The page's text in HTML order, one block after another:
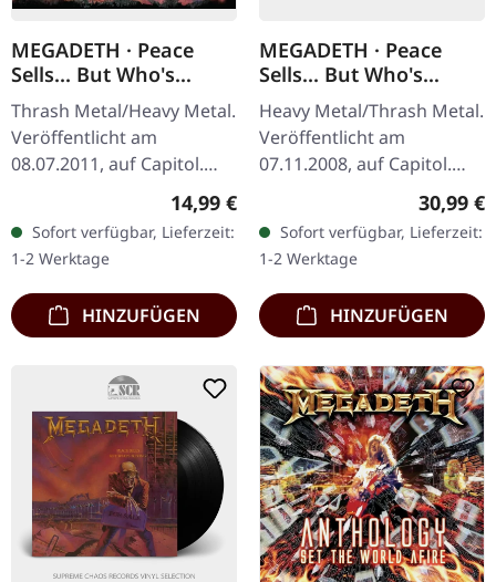
MEGADETH · Peace
Sells... But Who's
Buying? (25th
Anniversary) | 2CD
Thrash Metal/Heavy Metal.
Veröffentlicht am
08.07.2011, auf Capitol.
Doppel-CD im Standard-
Jewelcase. Remasterte
25th Anniversary Edition
mit dem…
Regulärer Preis:
14,99 €
Sofort verfügbar, Lieferzeit:
1-2 Werktage
HINZUFÜGEN
MEGADETH · Peace
Sells... But Who's
Buying? (Re-Release)
(B-Stock) | BLACK LP
Heavy Metal/Thrash Metal.
Veröffentlicht am
07.11.2008, auf Capitol.
Standard-Cover. B-Stock:
Kleine Delle oben rechte
Ecke und…
30,99 €
Sofort verfügbar, Lieferzeit:
1-2 Werktage
HINZUFÜGEN